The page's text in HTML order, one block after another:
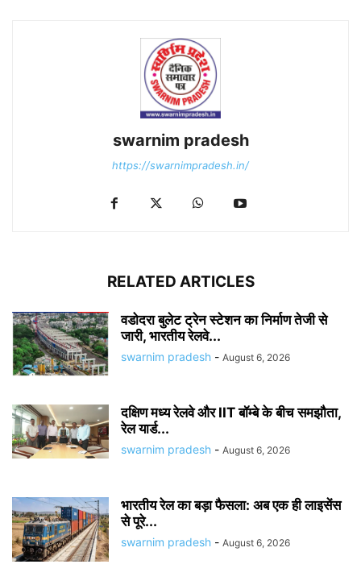
swarnim pradesh
https://swarnimpradesh.in/
RELATED ARTICLES
वडोदरा बुलेट ट्रेन स्टेशन का निर्माण तेजी से
जारी, भारतीय रेलवे...
swarnim pradesh - August 6, 2026
दक्षिण मध्य रेलवे और IIT बॉम्बे के बीच समझौता,
रेल यार्ड...
swarnim pradesh - August 6, 2026
भारतीय रेल का बड़ा फैसला: अब एक ही लाइसेंस
से पूरे...
swarnim pradesh - August 6, 2026